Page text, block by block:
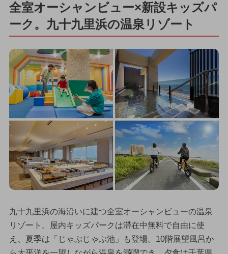
全室オーシャンビュー×新設キッズパ
ーク。九十九里浜の温泉リゾート
九十九里浜の海沿いに建つ全室オーシャンビューの温泉
リゾート。屋内キッズパークは滞在中無料で自由に使
え、夏季は「じゃぶじゃぶ池」も登場。10階展望風呂か